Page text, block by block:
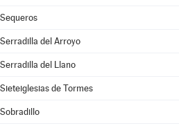
Sequeros
Serradilla del Arroyo
Serradilla del Llano
Sieteiglesias de Tormes
Sobradillo